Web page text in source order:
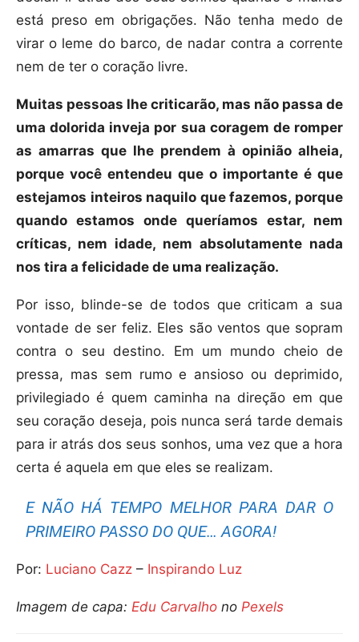
está preso em obrigações. Não tenha medo de
virar o leme do barco, de nadar contra a corrente
nem de ter o coração livre.
Muitas pessoas lhe criticarão, mas não passa de
uma dolorida inveja por sua coragem de romper
as amarras que lhe prendem à opinião alheia,
porque você entendeu que o importante é que
estejamos inteiros naquilo que fazemos, porque
quando estamos onde queríamos estar, nem
críticas, nem idade, nem absolutamente nada
nos tira a felicidade de uma realização.
Por isso, blinde-se de todos que criticam a sua
vontade de ser feliz. Eles são ventos que sopram
contra o seu destino. Em um mundo cheio de
pressa, mas sem rumo e ansioso ou deprimido,
privilegiado é quem caminha na direção em que
seu coração deseja, pois nunca será tarde demais
para ir atrás dos seus sonhos, uma vez que a hora
certa é aquela em que eles se realizam.
E NÃO HÁ TEMPO MELHOR PARA DAR O
PRIMEIRO PASSO DO QUE… AGORA!
Por: Luciano Cazz – Inspirando Luz
Imagem de capa: Edu Carvalho no Pexels